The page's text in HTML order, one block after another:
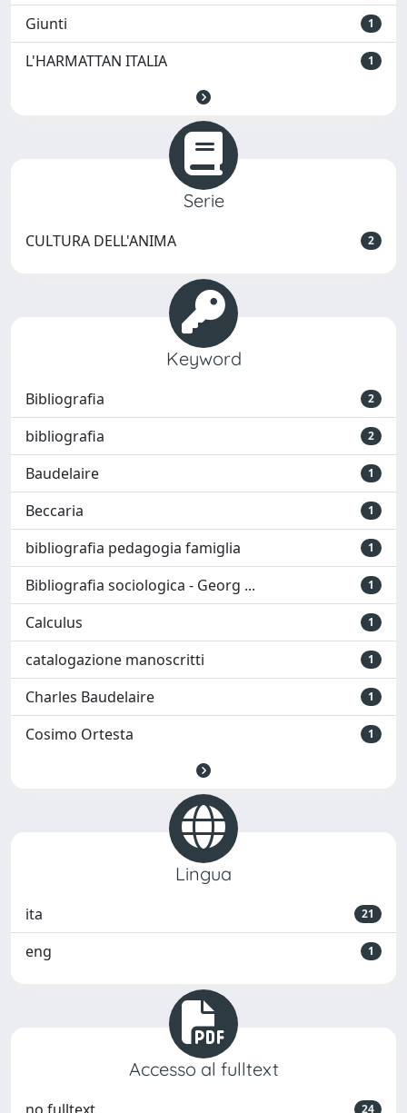
Giunti 1
L'HARMATTAN ITALIA 1
Serie
CULTURA DELL'ANIMA 2
Keyword
Bibliografia 2
bibliografia 2
Baudelaire 1
Beccaria 1
bibliografia pedagogia famiglia 1
Bibliografia sociologica - Georg ... 1
Calculus 1
catalogazione manoscritti 1
Charles Baudelaire 1
Cosimo Ortesta 1
Lingua
ita 21
eng 1
Accesso al fulltext
24